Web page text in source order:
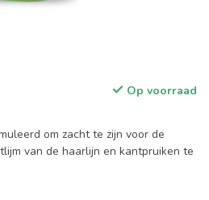
Op voorraad
om zacht te zijn voor de
van de haarlijn en kantpruiken te